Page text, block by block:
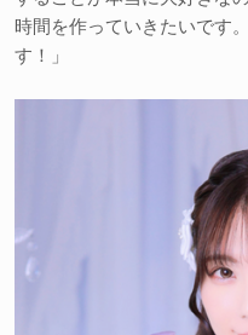
時間を作っていきたいです
す！」